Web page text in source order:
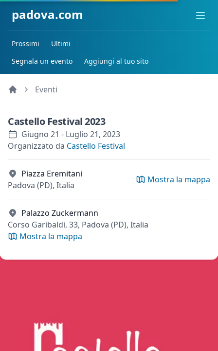
padova.com
Prossimi
Ultimi
Segnala un evento
Aggiungi al tuo sito
Eventi
Castello Festival 2023
Giugno 21 - Luglio 21, 2023
Organizzato da Castello Festival
Piazza Eremitani
Padova (PD), Italia
Mostra la mappa
Palazzo Zuckermann
Corso Garibaldi, 33, Padova (PD), Italia
Mostra la mappa